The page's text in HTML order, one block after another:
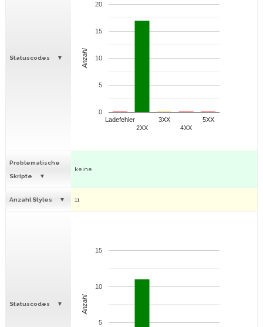
Statuscodes
Ladefehler
2XX
3XX
4XX
5XX
0
5
10
15
20
Anzahl
Problematische
Skripte
keine
Anzahl Styles 11
Statuscodes
5
10
15
Anzahl